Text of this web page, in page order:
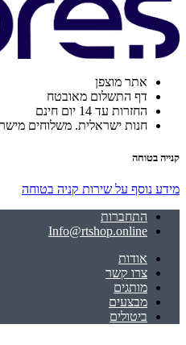
אתר מוצפן
דף התשלום מאובטח
החזרות עד 14 יום חינם
חנות ישראלית. משלוחים
קנייה בטוחה
מידע נוסף על שירות קניה בטוחה
התחברות
Info@rtshop.online
אודות
צרו קשר
מותגים
מבצעים
ביטולים